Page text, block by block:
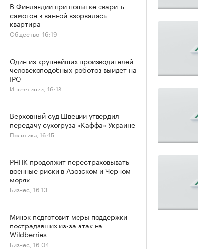
В Финляндии при попытке сварить
самогон в ванной взорвалась
квартира
Общество, 16:19
Один из крупнейших производителей
человекоподобных роботов выйдет на
IPO
Инвестиции, 16:18
Верховный суд Швеции утвердил
передачу сухогруза «Каффа» Украине
Политика, 16:15
РНПК продолжит перестраховывать
военные риски в Азовском и Черном
морях
Бизнес, 16:13
Минэк подготовит меры поддержки
пострадавших из-за атак на
Wildberries
Бизнес, 16:04